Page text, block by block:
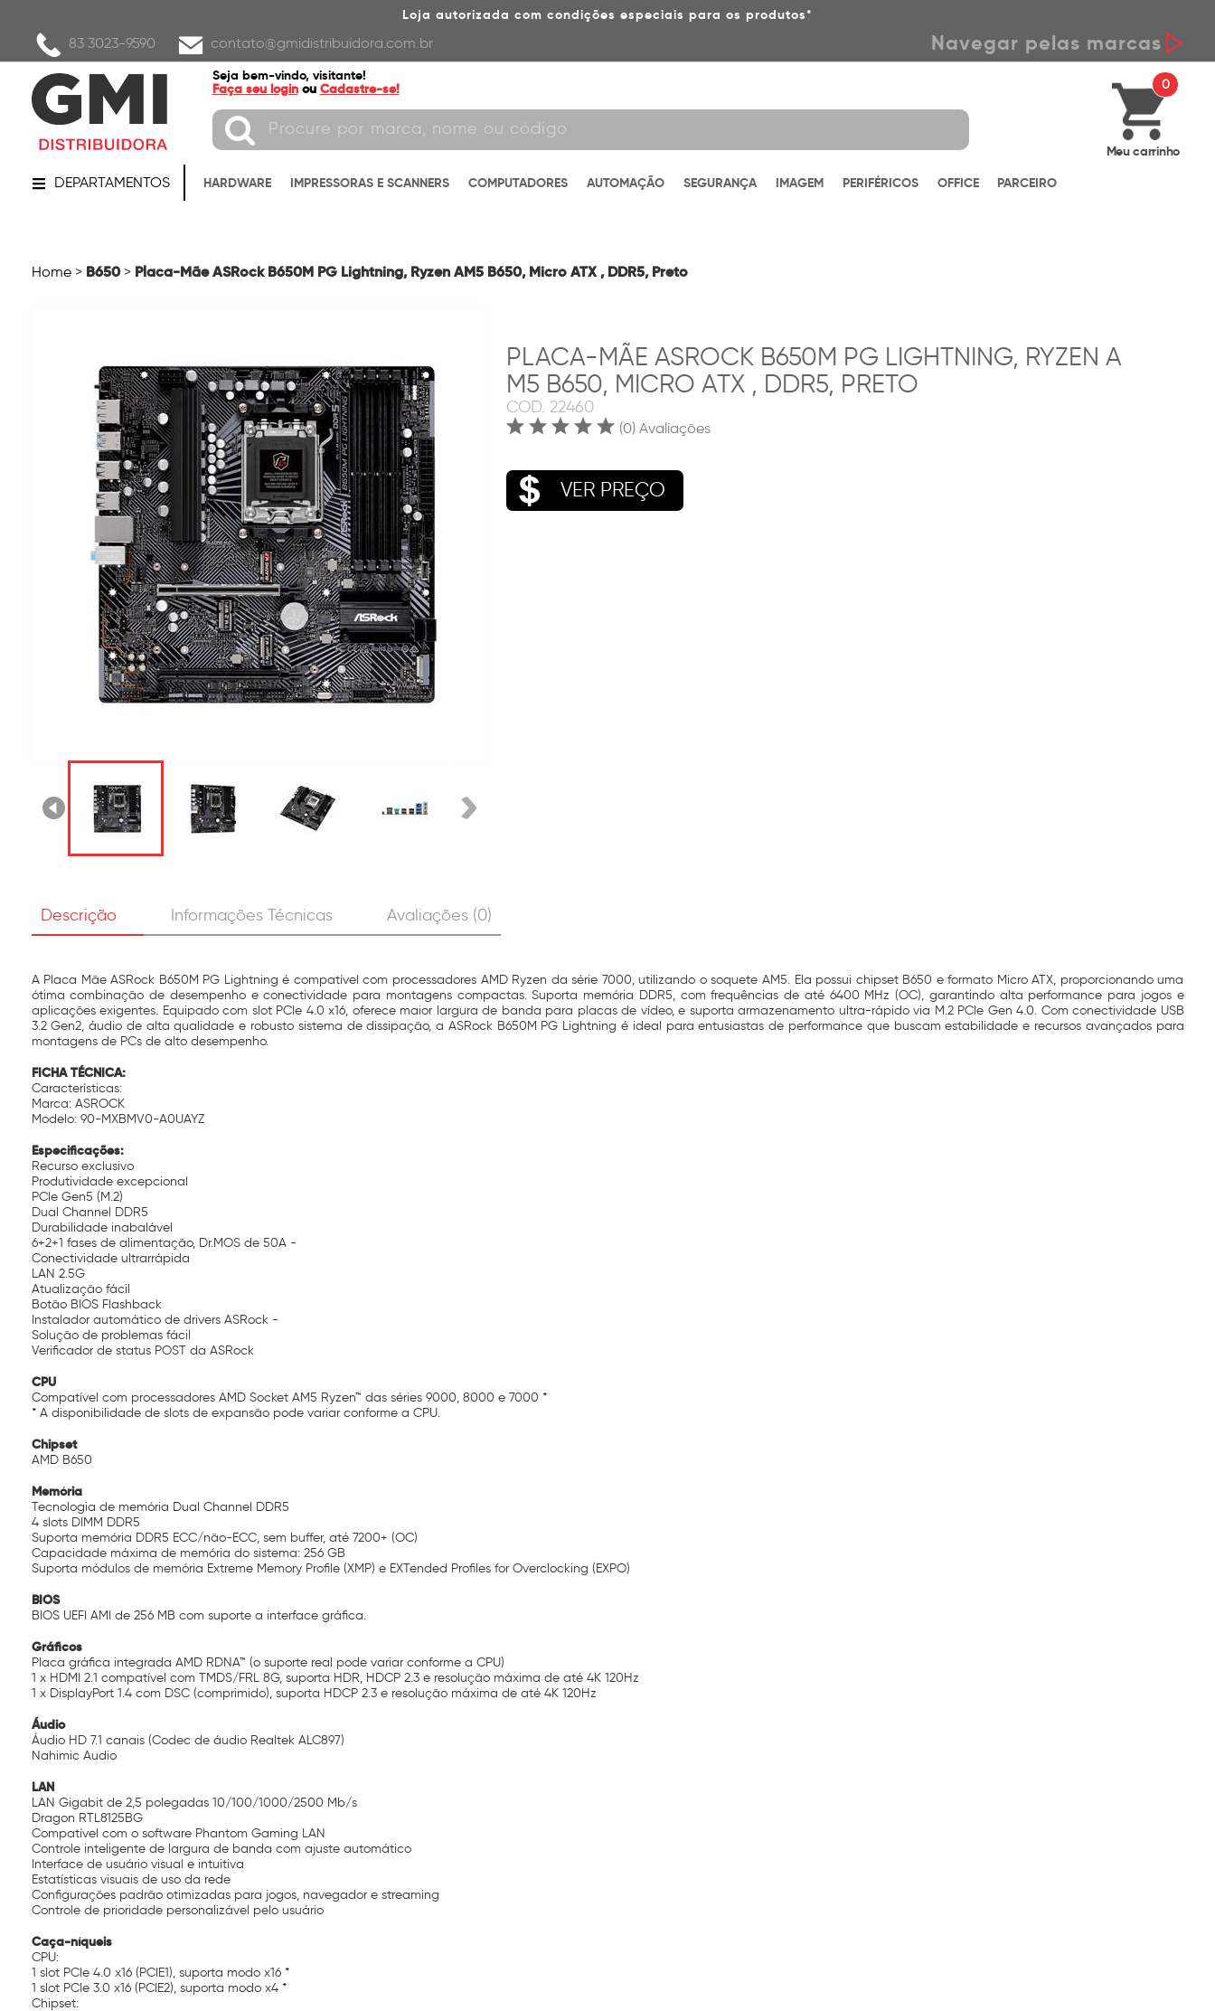
Loja autorizada com condições especiais para os produtos*
83 3023-9590 contato@gmidistribuidora.com.br Navegar pelas marcas
Seja bem-vindo, visitante!
Faça seu login ou Cadastre-se! 0
Meu carrinho
DEPARTAMENTOS HARDWARE IMPRESSORAS E SCANNERS COMPUTADORES AUTOMAÇÃO SEGURANÇA IMAGEM PERIFÉRICOS OFFICE PARCEIRO
Home > B650 > Placa-Mãe ASRock B650M PG Lightning, Ryzen AM5 B650, Micro ATX , DDR5, Preto
PLACA-MÃE ASROCK B650M PG LIGHTNING, RYZEN A
M5 B650, MICRO ATX , DDR5, PRETO
COD. 22460
(0) Avaliações
VER PREÇO
Descrição Informações Técnicas Avaliações (0)
A Placa Mãe ASRock B650M PG Lightning é compatível com processadores AMD Ryzen da série 7000, utilizando o soquete AM5. Ela possui chipset B650 e formato Micro ATX, proporcionando uma
ótima combinação de desempenho e conectividade para montagens compactas. Suporta memória DDR5, com frequências de até 6400 MHz (OC), garantindo alta performance para jogos e
aplicações exigentes. Equipado com slot PCIe 4.0 x16, oferece maior largura de banda para placas de vídeo, e suporta armazenamento ultra-rápido via M.2 PCIe Gen 4.0. Com conectividade USB
3.2 Gen2, áudio de alta qualidade e robusto sistema de dissipação, a ASRock B650M PG Lightning é ideal para entusiastas de performance que buscam estabilidade e recursos avançados para
montagens de PCs de alto desempenho.
FICHA TÉCNICA:
Características:
Marca: ASROCK
Modelo: 90-MXBMV0-A0UAYZ
Especificações:
Recurso exclusivo
Produtividade excepcional
PCIe Gen5 (M.2)
Dual Channel DDR5
Durabilidade inabalável
6+2+1 fases de alimentação, Dr.MOS de 50A -
Conectividade ultrarrápida
LAN 2.5G
Atualização fácil
Botão BIOS Flashback
Instalador automático de drivers ASRock -
Solução de problemas fácil
Verificador de status POST da ASRock
CPU
Compatível com processadores AMD Socket AM5 Ryzen™ das séries 9000, 8000 e 7000 *
* A disponibilidade de slots de expansão pode variar conforme a CPU.
Chipset
AMD B650
Memória
Tecnologia de memória Dual Channel DDR5
4 slots DIMM DDR5
Suporta memória DDR5 ECC/não-ECC, sem buffer, até 7200+ (OC)
Capacidade máxima de memória do sistema: 256 GB
Suporta módulos de memória Extreme Memory Profile (XMP) e EXTended Profiles for Overclocking (EXPO)
BIOS
BIOS UEFI AMI de 256 MB com suporte a interface gráfica.
Gráficos
Placa gráfica integrada AMD RDNA™ (o suporte real pode variar conforme a CPU)
1 x HDMI 2.1 compatível com TMDS/FRL 8G, suporta HDR, HDCP 2.3 e resolução máxima de até 4K 120Hz
1 x DisplayPort 1.4 com DSC (comprimido), suporta HDCP 2.3 e resolução máxima de até 4K 120Hz
Áudio
Áudio HD 7.1 canais (Codec de áudio Realtek ALC897)
Nahimic Audio
LAN
LAN Gigabit de 2,5 polegadas 10/100/1000/2500 Mb/s
Dragon RTL8125BG
Compatível com o software Phantom Gaming LAN
Controle inteligente de largura de banda com ajuste automático
Interface de usuário visual e intuitiva
Estatísticas visuais de uso da rede
Configurações padrão otimizadas para jogos, navegador e streaming
Controle de prioridade personalizável pelo usuário
Caça-níqueis
CPU:
1 slot PCIe 4.0 x16 (PCIE1), suporta modo x16 *
1 slot PCIe 3.0 x16 (PCIE2), suporta modo x4 *
Chipset: